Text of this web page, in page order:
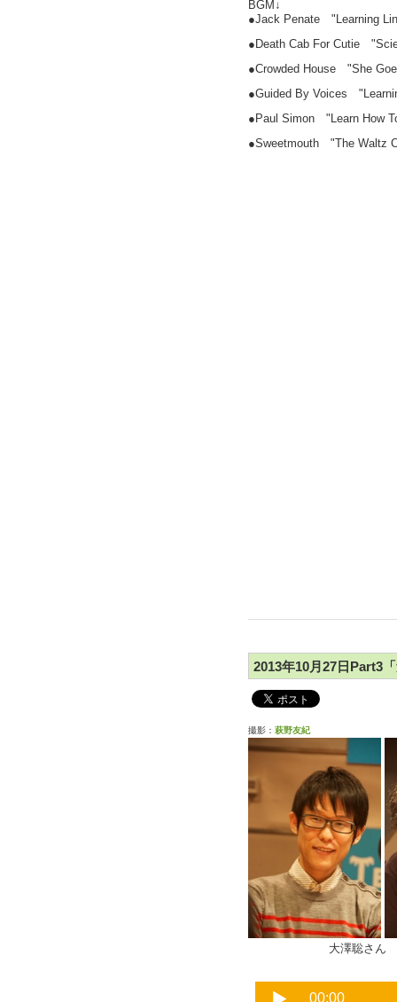
BGM↓
●Jack Penate "Learning
●Death Cab For Cutie
●Crowded House "She
●Guided By Voices
●Paul Simon "Learn How
●Sweetmouth "The Waltz
2013年10月27日Part3
撮影： 萩野友紀
大澤聡さ